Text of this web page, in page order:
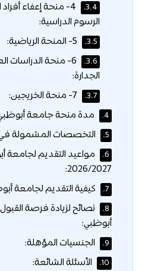
3.4.
4- منحة إعفاء
الرسوم الدراسية:
3.5.
3.6.
6- منحة الدراسات
الجدارة:
3.7.
4. مدة منحة جامعة
5. التخصصات المشمولة
6.
مواعيد التقديم لجامعة
2026/2027:
7. كيفية التقديم لجامعة
8.
نصائح لزيادة فرصة
أبوظبي:
9. الجنسيات المؤهلة:
10. الأسئلة الشائعة: